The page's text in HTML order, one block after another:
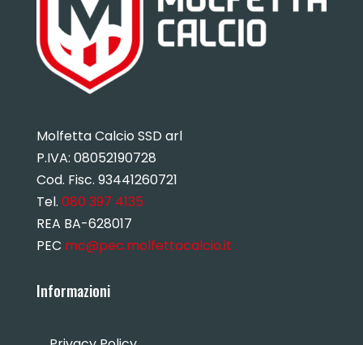
Molfetta Calcio SSD arl
P.IVA: 08052190728
Cod. Fisc. 93441260721
Tel. 080 397 4135
REA BA-628017
PEC mc@pec.molfettacalcio.it
Informazioni